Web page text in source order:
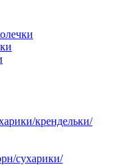
крендельки/
сухарики/